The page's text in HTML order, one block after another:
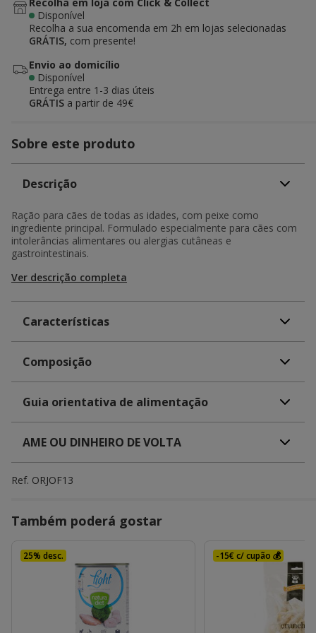
Disponível
Recolha a sua encomenda em 2h em lojas selecionadas
GRÁTIS, com presente!
Envio ao domicílio
Disponível
Entrega entre 1-3 dias úteis
GRÁTIS a partir de 49€
Sobre este produto
Descrição
Ração para cães de todas as idades, com peixe como
ingrediente principal. Formulado especialmente para cães com
intolerâncias alimentares ou alergias cutâneas e
gastrointestinais.
Ver descrição completa
Características
Composição
Guia orientativa de alimentação
AME OU DINHEIRO DE VOLTA
Ref. ORJOF13
Também poderá gostar
25% desc. -15€ c/ cupão 💰